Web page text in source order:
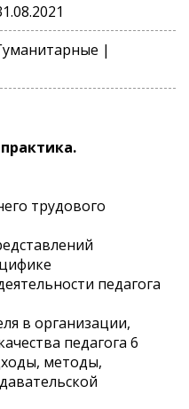
|
трудового
педагога
в организации,
педагога 6
методы,